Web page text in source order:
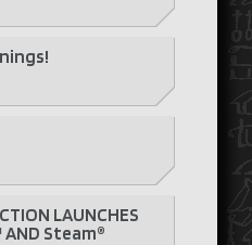
LAUNCHES
Steam®